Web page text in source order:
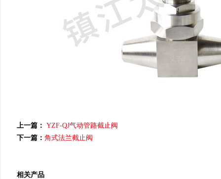
上一篇： YZF-QJ气动管路截止阀
下一篇： 角式法兰截止阀
相关产品